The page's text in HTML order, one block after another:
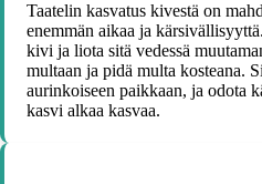
Taatelin kasvatus kivestä on
enemmän aikaa ja
kivi ja liota sitä vedessä
multaan ja pidä multa kosteana.
aurinkoiseen paikkaan, ja odota
kasvi alkaa kasvaa.